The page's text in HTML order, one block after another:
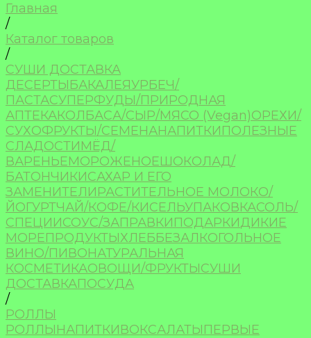
Главная
/
Каталог товаров
/
СУШИ ДОСТАВКА
ДЕСЕРТЫБАКАЛЕЯУРБЕЧ/
ПАСТАСУПЕРФУДЫ/ПРИРОДНАЯ
АПТЕКАКОЛБАСА/СЫР/МЯСО (Vegan)ОРЕХИ/
СУХОФРУКТЫ/СЕМЕНАНАПИТКИПОЛЕЗНЫЕ
СЛАДОСТИМЁД/
ВАРЕНЬЕМОРОЖЕНОЕШОКОЛАД/
БАТОНЧИКИСАХАР И ЕГО
ЗАМЕНИТЕЛИРАСТИТЕЛЬНОЕ МОЛОКО/
ЙОГУРТЧАЙ/КОФЕ/КИСЕЛЬУПАКОВКАСОЛЬ/
СПЕЦИИСОУС/ЗАПРАВКИПОДАРКИДИКИЕ
МОРЕПРОДУКТЫХЛЕББЕЗАЛКОГОЛЬНОЕ
ВИНО/ПИВОНАТУРАЛЬНАЯ
КОСМЕТИКАОВОЩИ/ФРУКТЫСУШИ
ДОСТАВКАПОСУДА
/
РОЛЛЫ
РОЛЛЫНАПИТКИВОКСАЛАТЫПЕРВЫЕ